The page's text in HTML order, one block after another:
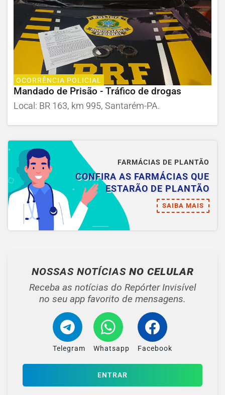
OCORRÊNCIA POLICIAL
Mandado de Prisão - Tráfico de drogas
Local: BR 163, km 995, Santarém-PA.
FARMÁCIAS DE PLANTÃO
CONFIRA AS FARMÁCIAS QUE
ESTARÃO DE PLANTÃO
SAIBA MAIS
NOSSAS NOTÍCIAS NO CELULAR
Receba as notícias do Repórter Invisível
no seu app favorito de mensagens.
Telegram Whatsapp Facebook
ENTRAR